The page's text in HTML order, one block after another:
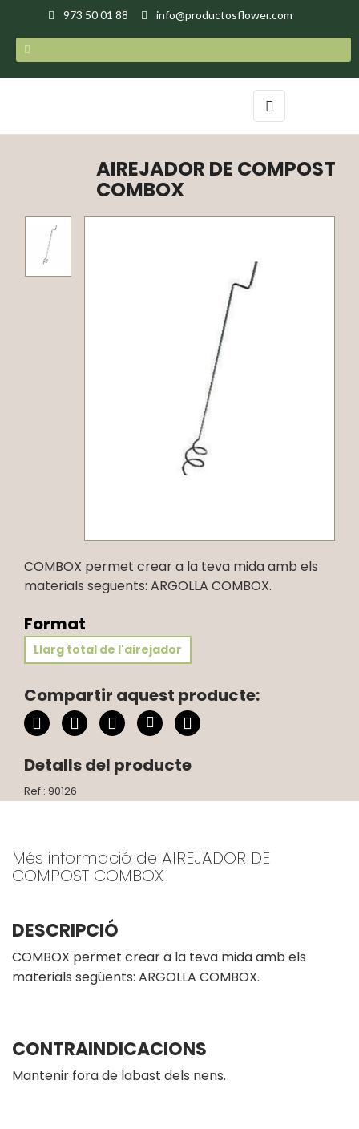
973 50 01 88 info@productosflower.com
Toggle
navigation
☰
AIREJADOR DE COMPOST
COMBOX
COMBOX permet crear a la teva mida amb els
materials següents: ARGOLLA COMBOX.
Format
Llarg total de l'airejador
Compartir aquest producte:
Detalls del producte
Ref.: 90126
Més informació de AIREJADOR DE
COMPOST COMBOX
DESCRIPCIÓ
COMBOX permet crear a la teva mida amb els
materials següents: ARGOLLA COMBOX.
CONTRAINDICACIONS
Mantenir fora de labast dels nens.